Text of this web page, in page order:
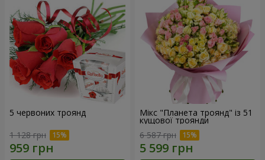
5 червоних троянд
1 128 грн
Мікс "Планета троянд" із 51
кущової троянди
6 587 грн